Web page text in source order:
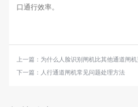
口通行效率。
上一篇： 为什么人脸识别闸机比其他通道闸
下一篇： 人行通道闸机常见问题处理方法